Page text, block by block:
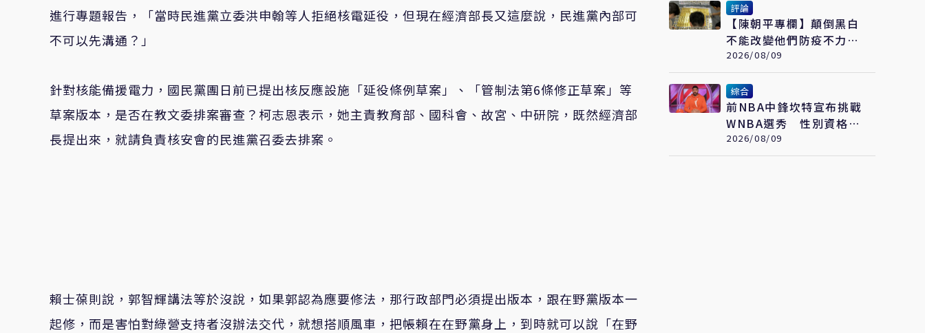
進行專題報告，「當時民進黨立委洪申翰等人拒絕核電延役，但現在經濟部長又這麼說，民進黨內部可
不可以先溝通？」
針對核能備援電力，國民黨團日前已提出核反應設施「延役條例草案」、「管制法第6條修正草案」等
草案版本，是否在教文委排案審查？柯志恩表示，她主責教育部、國科會、故宮、中研院，既然經濟部
長提出來，就請負責核安會的民進黨召委去排案。
賴士葆則說，郭智輝講法等於沒說，如果郭認為應要修法，那行政部門必須提出版本，跟在野黨版本一
起修，而是害怕對綠營支持者沒辦法交代，就想搭順風車，把帳賴在在野黨身上，到時就可以說「在野
評論
【陳朝平專欄】顛倒黑白
不能改變他們防疫不力的
黑歷史！
2026/08/09
綜合
前NBA中鋒坎特宣布挑戰
WNBA選秀 性別資格引
爆爭議
2026/08/09